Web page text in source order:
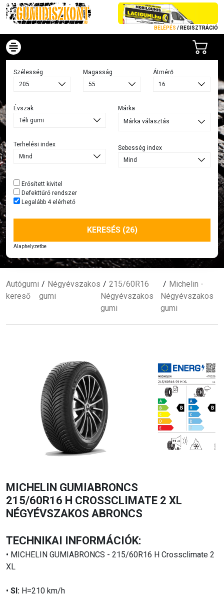
BELÉPÉS / REGISZTRÁCIÓ
Szélesség Magasság Átmérő
Évszak
Terhelési index
Márka
Márka választás
Sebesség index
Erősített kivitel
Defekttűrő rendszer
Legalább 4 elérhető
KERESÉS (26)
Alaphelyzetbe
Autógumi
kereső
Négyévszakos
gumi
215/60R16
Négyévszakos
gumi
Michelin -
Négyévszakos
gumi
MICHELIN GUMIABRONCS
215/60R16 H CROSSCLIMATE 2 XL
NÉGYÉVSZAKOS ABRONCS
TECHNIKAI INFORMÁCIÓK:
• MICHELIN GUMIABRONCS - 215/60R16 H Crossclimate 2
XL
• SI: H=210 km/h